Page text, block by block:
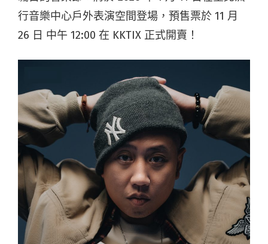
行音樂中心戶外表演空間登場，預售票於 11 月
26 日 中午 12:00 在 KKTIX 正式開賣！